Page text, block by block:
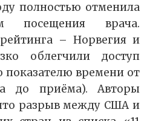
полностью отменила
посещения врача.
– Норвегия и
облегчили доступ
показателю времени от
до приёма). Авторы
разрыв между США и